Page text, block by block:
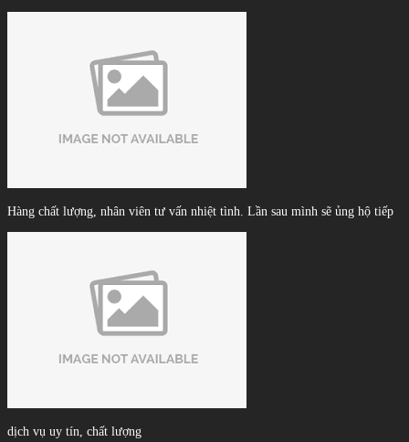
Hàng chất lượng, nhân viên tư vấn nhiệt tình. Lần sau mình sẽ ủng hộ tiếp
dịch vụ uy tín, chất lượng